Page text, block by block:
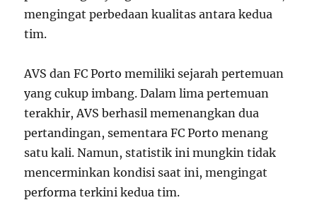
mengingat perbedaan kualitas antara kedua
tim.
AVS dan FC Porto memiliki sejarah pertemuan
yang cukup imbang. Dalam lima pertemuan
terakhir, AVS berhasil memenangkan dua
pertandingan, sementara FC Porto menang
satu kali. Namun, statistik ini mungkin tidak
mencerminkan kondisi saat ini, mengingat
performa terkini kedua tim.